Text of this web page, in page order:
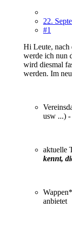
22.
#1
Hi Leute, nach
werde ich nun
wird diesmal
werden. Im
usw ...)
aktuelle
kennt,
anbietet